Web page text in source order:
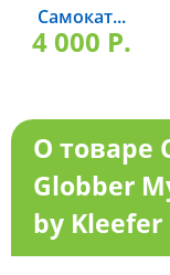
Самокат...
4 000 P.
О товаре
Globber
by